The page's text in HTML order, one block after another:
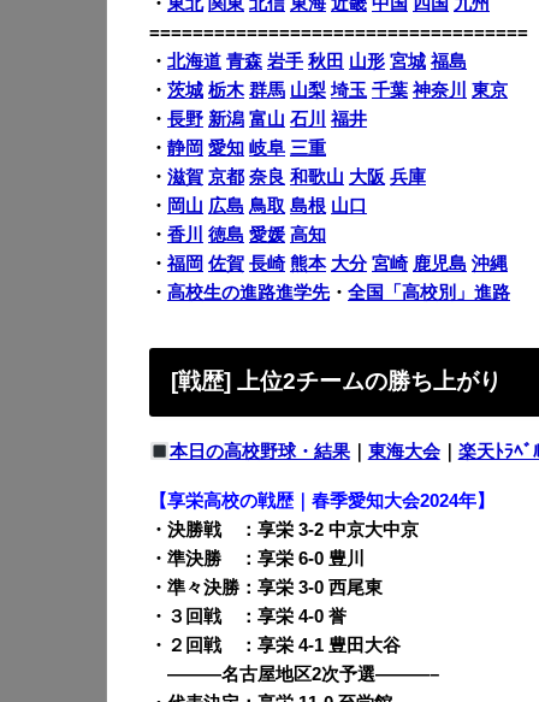
===================================
・ 北海道 青森 岩手 秋田 山形 宮城 福島
・ 茨城 栃木 群馬 山梨 埼玉 千葉 神奈川
東京
・ 長野 新潟 富山 石川
福井
・ 静岡 愛知 岐阜 三重
・ 滋賀 京都 奈良 和歌山 大阪 兵庫
・ 岡山 広島 鳥取 島根 山口
・ 香川 徳島 愛媛 高知
・ 福岡 佐賀 長崎 熊本 大分 宮崎 鹿児島 沖縄
・ 高校生の進路進学先・ 全国「高校別」進路
[戦歴] 上位2チームの勝ち上がり
本日の高校野球・結果｜ 東海大会｜ 楽天ﾄﾗﾍﾞ
【享栄高校の戦歴｜春季愛知大会2024年】
・決勝戦 ：享栄 3-2 中京大中京
・準決勝 ：享栄 6-0 豊川
・準々決勝：享栄 3-0 西尾東
・３回戦 ：享栄 4-0 誉
・２回戦 ：享栄 4-1 豊田大谷
———名古屋地区2次予選———–